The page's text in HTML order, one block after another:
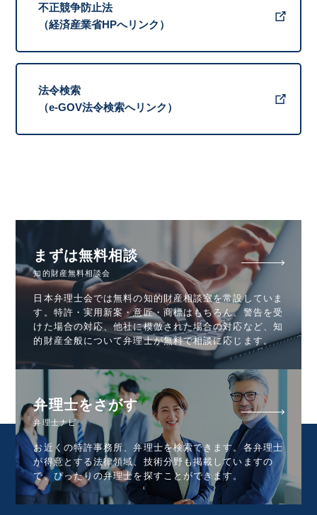
不正競争防止法
（経済産業省HPへリンク）
法令検索
（e-GOV法令検索へリンク）
まずは無料相談
知的財産無料相談会
日本弁理士会では無料の知的財産相談室を常設していま
す。特許・実用新案・意匠・商標はもちろん、警告を受
けた場合の対応、他社に模倣された場合の対応など、知
的財産全般について弁理士が無料で相談に応じます。
弁理士をさがす
弁理士ナビ
お近くの特許事務所、弁理士を検索できます。各弁理士
が得意とする法律領域、技術分野も掲載していますの
で、ぴったりの弁理士を探すことができます。